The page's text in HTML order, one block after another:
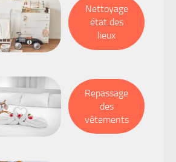
Nettoyage
état des
lieux
Repassage
des
vêtements